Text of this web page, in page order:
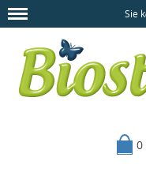
Sie
0